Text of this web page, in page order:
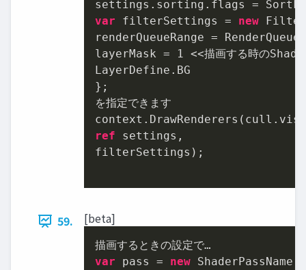
var filterSettings = new
renderQueueRange =
layerMask =
1 <<描画する時の
LayerDefine.BG
};
を指定できます
ref settings,
filterSettings);
59. [beta]
var pass = new ShaderPassName(